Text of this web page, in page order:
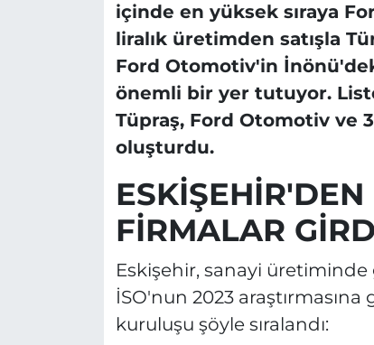
içinde en yüksek sıraya
liralık üretimden satışla
Ford Otomotiv'in
önemli bir yer tutuyor.
Tüpraş, Ford Otomotiv ve
oluşturdu.
FİRMALAR
Eskişehir, sanayi
İSO'nun 2023
kuruluşu şöyle sıralandı: